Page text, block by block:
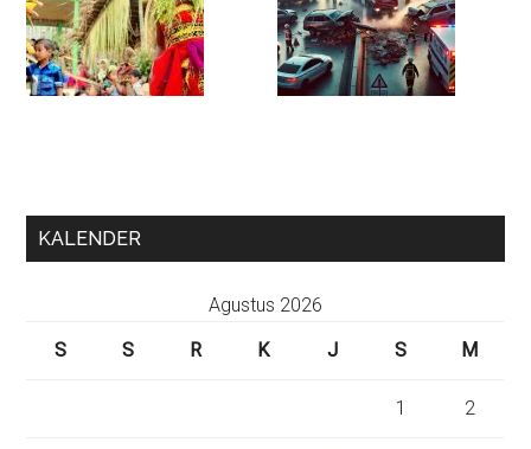
KALENDER
Agustus 2026
S
S R K J S M
1 2